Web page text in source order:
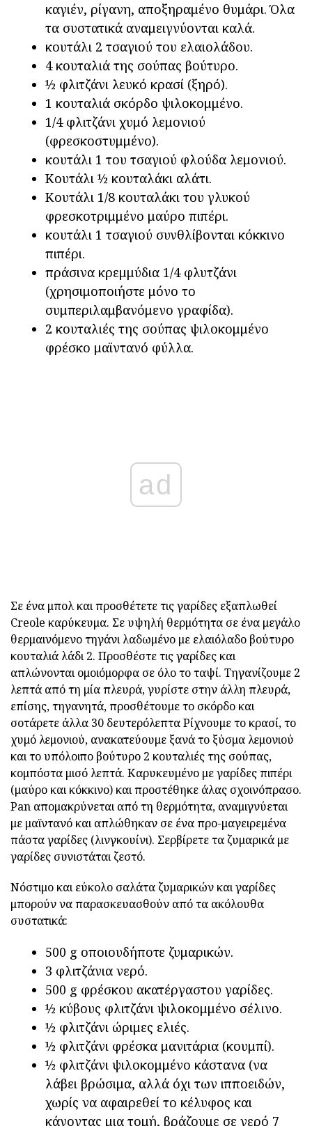
καγιέν, ρίγανη, αποξηραμένο θυμάρι. Όλα
τα συστατικά αναμειγνύονται καλά.
κουτάλι 2 τσαγιού του ελαιολάδου.
4 κουταλιά της σούπας βούτυρο.
½ φλιτζάνι λευκό κρασί (ξηρό).
1 κουταλιά σκόρδο ψιλοκομμένο.
1/4 φλιτζάνι χυμό λεμονιού
(φρεσκοστυμμένο).
κουτάλι 1 του τσαγιού φλούδα λεμονιού.
Κουτάλι ½ κουταλάκι αλάτι.
Κουτάλι 1/8 κουταλάκι του γλυκού
φρεσκοτριμμένο μαύρο πιπέρι.
κουτάλι 1 τσαγιού συνθλίβονται κόκκινο
πιπέρι.
πράσινα κρεμμύδια 1/4 φλυτζάνι
(χρησιμοποιήστε μόνο το
συμπεριλαμβανόμενο γραφίδα).
2 κουταλιές της σούπας ψιλοκομμένο
φρέσκο μαϊντανό φύλλα.
ad
Σε ένα μπολ και προσθέτετε τις γαρίδες εξαπλωθεί
Creole καρύκευμα. Σε υψηλή θερμότητα σε ένα μεγάλο
θερμαινόμενο τηγάνι λαδωμένο με ελαιόλαδο βούτυρο
κουταλιά λάδι 2. Προσθέστε τις γαρίδες και
απλώνονται ομοιόμορφα σε όλο το ταψί. Τηγανίζουμε 2
λεπτά από τη μία πλευρά, γυρίστε στην άλλη πλευρά,
επίσης, τηγανητά, προσθέτουμε το σκόρδο και
σοτάρετε άλλα 30 δευτερόλεπτα Ρίχνουμε το κρασί, το
χυμό λεμονιού, ανακατεύουμε ξανά το ξύσμα λεμονιού
και το υπόλοιπο βούτυρο 2 κουταλιές της σούπας,
κομπόστα μισό λεπτά. Καρυκευμένο με γαρίδες πιπέρι
(μαύρο και κόκκινο) και προστέθηκε άλας σχοινόπρασο.
Pan απομακρύνεται από τη θερμότητα, αναμιγνύεται
με μαϊντανό και απλώθηκαν σε ένα προ-μαγειρεμένα
πάστα γαρίδες (λινγκουίνι). Σερβίρετε τα ζυμαρικά με
γαρίδες συνιστάται ζεστό.
Νόστιμο και εύκολο σαλάτα ζυμαρικών και γαρίδες
μπορούν να παρασκευασθούν από τα ακόλουθα
συστατικά:
500 g οποιουδήποτε ζυμαρικών.
3 φλιτζάνια νερό.
500 g φρέσκου ακατέργαστου γαρίδες.
½ κύβους φλιτζάνι ψιλοκομμένο σέλινο.
½ φλιτζάνι ώριμες ελιές.
½ φλιτζάνι φρέσκα μανιτάρια (κουμπί).
½ φλιτζάνι ψιλοκομμένο κάστανα (να
λάβει βρώσιμα, αλλά όχι των ιπποειδών,
χωρίς να αφαιρεθεί το κέλυφος και
κάνοντας μια τομή, βράζουμε σε νερό 7